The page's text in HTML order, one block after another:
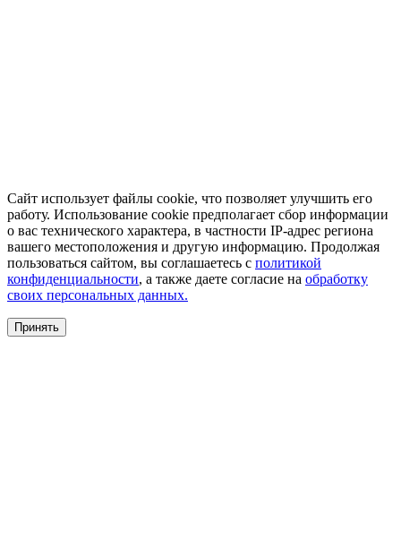
Сайт использует файлы cookie, что позволяет улучшить его
работу. Использование cookie предполагает сбор информации
о вас технического характера, в частности IP-адрес региона
вашего местоположения и другую информацию. Продолжая
пользоваться сайтом, вы соглашаетесь с политикой
конфиденциальности, а также даете согласие на обработку
своих персональных данных.
Принять